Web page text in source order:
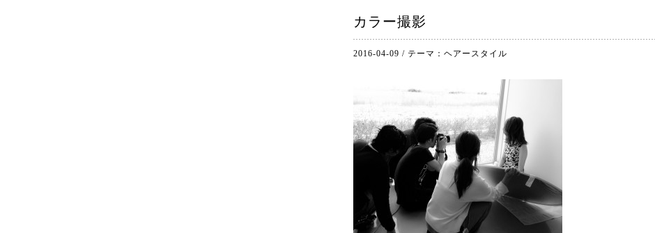
カラー撮影
2016-04-09 / テーマ： ヘアースタイル